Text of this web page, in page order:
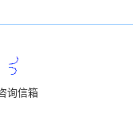
询信箱